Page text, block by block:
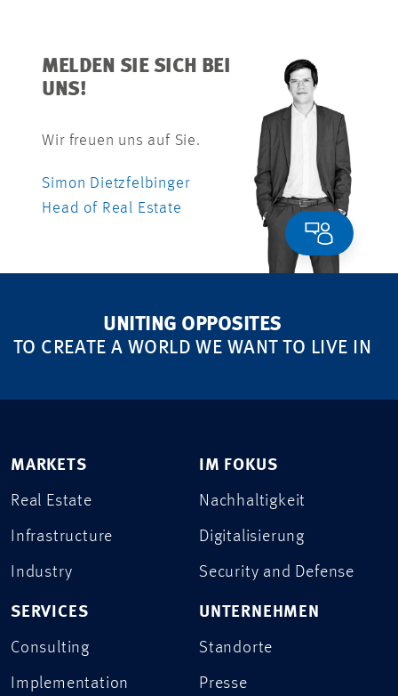
MELDEN SIE SICH BEI
UNS!
Wir freuen uns auf Sie.
Simon Dietzfelbinger
Head of Real Estate
UNITING OPPOSITES
TO CREATE A WORLD WE WANT TO LIVE IN
MARKETS
Real Estate
Infrastructure
Industry
SERVICES
Consulting
Implementation
IM FOKUS
Nachhaltigkeit
Digitalisierung
Security and Defense
UNTERNEHMEN
Standorte
Presse